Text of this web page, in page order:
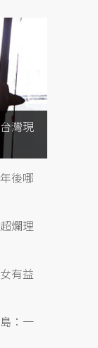
灣現
後哪
爛理
有益
：一